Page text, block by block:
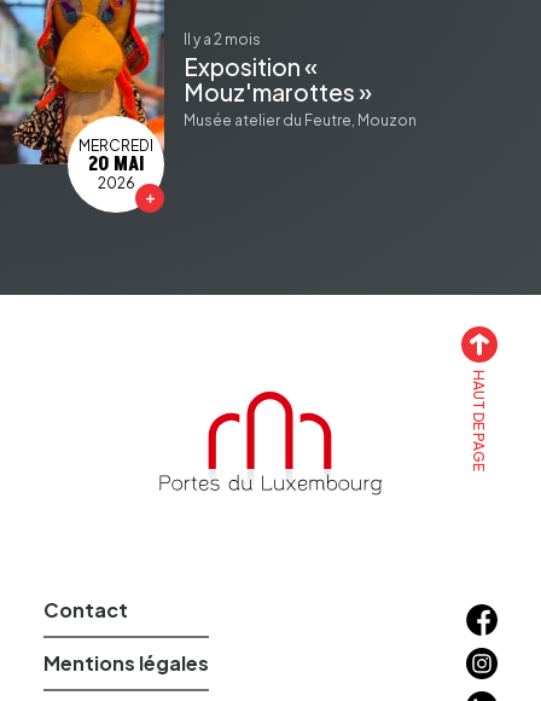
Exposition «
Mouz'marottes »
il y a 2 mois
Musée atelier du Feutre, Mouzon
MERCREDI
20 MAI
2026
HAUT DE PAGE
Contact
Mentions légales